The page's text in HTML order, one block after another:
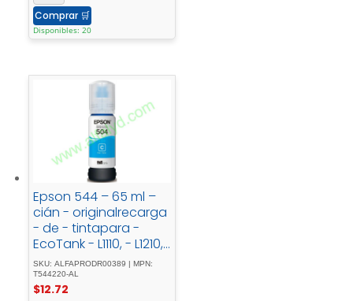
Comprar 🛒
Disponibles: 20
Epson 544 – 65 ml –
cián - originalrecarga
- de - tintapara -
EcoTank - L1110, - L1210,
- L3110, - L3150, - L3210,
- L3250, - L3260, -
L5290
SKU: ALFAPRODR00389 | MPN:
T544220-AL
$12.72